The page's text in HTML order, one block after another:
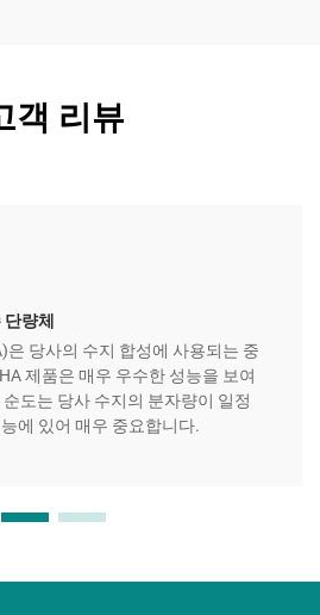
객 리뷰
량체
당사의 수지 합성에 사용되는 중
제품은 매우 우수한 성능을 보여
도는 당사 수지의 분자량이 일정
에 있어 매우 중요합니다.